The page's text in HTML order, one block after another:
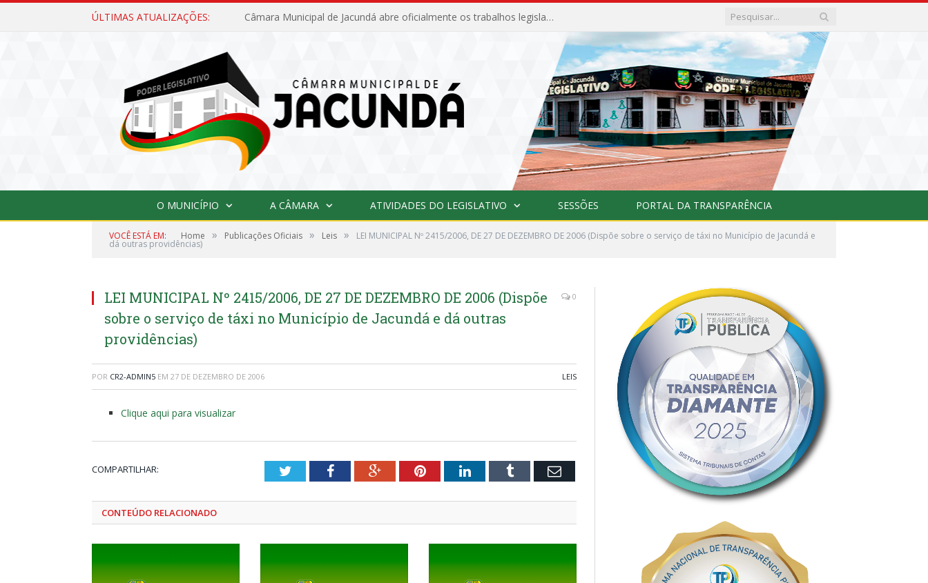
ÚLTIMAS ATUALIZAÇÕES: Câmara Municipal de Jacundá abre oficialmente os trabalhos legislativos de 2026
O MUNICÍPIO A CÂMARA ATIVIDADES DO LEGISLATIVO SESSÕES PORTAL DA TRANSPARÊNCIA
VOCÊ ESTÁ EM: Home » Publicações Oficiais » Leis » LEI MUNICIPAL Nº 2415/2006, DE 27 DE DEZEMBRO DE 2006 (Dispõe sobre o serviço de táxi no Município de Jacundá e
dá outras providências)
LEI MUNICIPAL Nº 2415/2006, DE 27 DE DEZEMBRO DE 2006 (Dispõe
sobre o serviço de táxi no Município de Jacundá e dá outras
providências)
0
POR CR2-ADMIN5 EM 27 DE DEZEMBRO DE 2006 LEIS
Clique aqui para visualizar
COMPARTILHAR: TwitterFacebookGoogle+PinterestLinkedInTumblr Email
CONTEÚDO RELACIONADO